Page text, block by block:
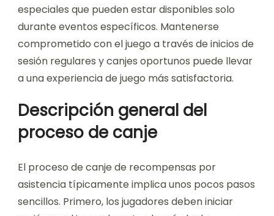
especiales que pueden estar disponibles solo
durante eventos específicos. Mantenerse
comprometido con el juego a través de inicios de
sesión regulares y canjes oportunos puede llevar
a una experiencia de juego más satisfactoria.
Descripción general del
proceso de canje
El proceso de canje de recompensas por
asistencia típicamente implica unos pocos pasos
sencillos. Primero, los jugadores deben iniciar